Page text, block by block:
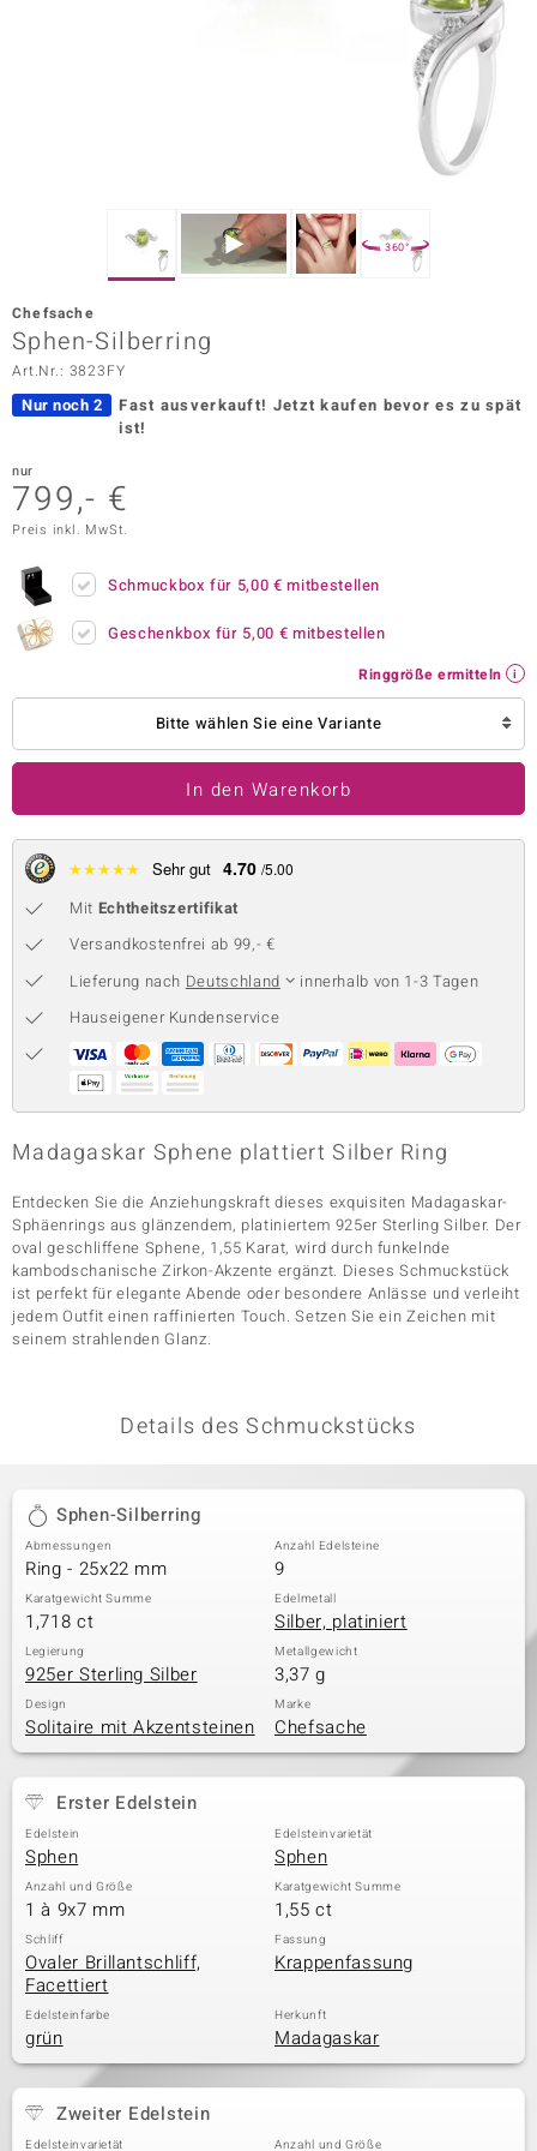
Vogue
BY DE MELO
Collection
Classics
360°
Chefsache
Sphen-Silberring
Art.Nr.: 3823FY
Nur noch 2 Fast ausverkauft! Jetzt kaufen bevor es zu spät
ist!
nur
799,- €
Preis inkl. MwSt.
Schmuckbox für 5,00 € mitbestellen
Geschenkbox für 5,00 € mitbestellen
Ringgröße ermitteln
Bitte wählen Sie eine Variante
In den Warenkorb
★★★★★ Sehr gut 4.70 /5.00
Mit Echtheitszertifikat
Versandkostenfrei ab 99,- €
Lieferung nach Deutschland
innerhalb von 1-3 Tagen
Hauseigener Kundenservice
Madagaskar Sphene plattiert Silber Ring
Entdecken Sie die Anziehungskraft dieses exquisiten Madagaskar-
Sphäenrings aus glänzendem, platiniertem 925er Sterling Silber. Der
oval geschliffene Sphene, 1,55 Karat, wird durch funkelnde
kambodschanische Zirkon-Akzente ergänzt. Dieses Schmuckstück
ist perfekt für elegante Abende oder besondere Anlässe und verleiht
jedem Outfit einen raffinierten Touch. Setzen Sie ein Zeichen mit
seinem strahlenden Glanz.
Details des Schmuckstücks
Sphen-Silberring
Abmessungen
Ring - 25x22 mm
Anzahl Edelsteine
9
Karatgewicht Summe
1,718 ct
Edelmetall
Silber, platiniert
Legierung
925er Sterling Silber
Metallgewicht
3,37 g
Design
Solitaire mit Akzentsteinen
Marke
Chefsache
Erster Edelstein
Edelstein
Sphen
Edelsteinvarietät
Sphen
Anzahl und Größe
1 à 9x7 mm
Karatgewicht Summe
1,55 ct
Schliff
Ovaler Brillantschliff,
Facettiert
Fassung
Krappenfassung
Edelsteinfarbe
grün
Herkunft
Madagaskar
Zweiter Edelstein
Edelsteinvarietät Anzahl und Größe